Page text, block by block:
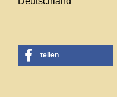
teilen